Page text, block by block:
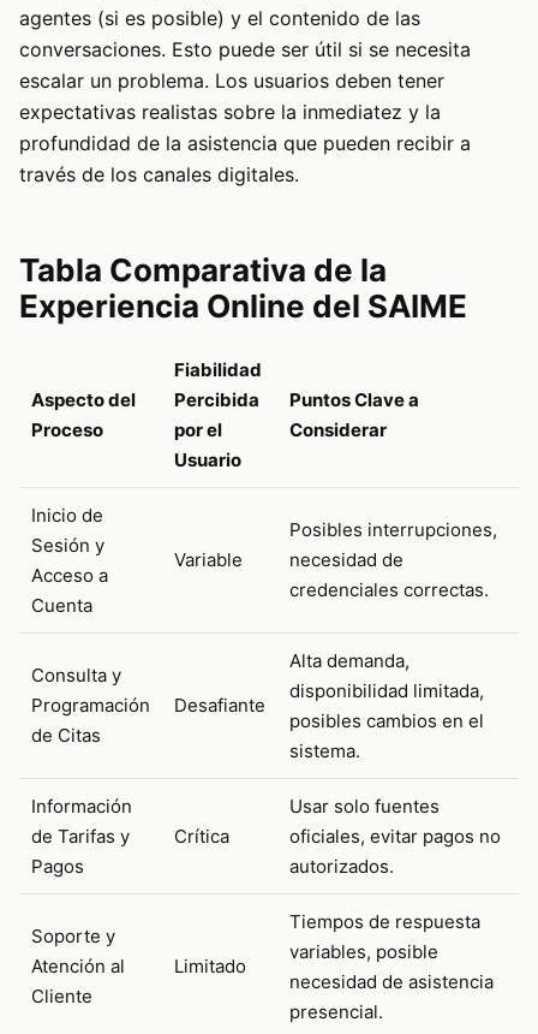
agentes (si es posible) y el contenido de las
conversaciones. Esto puede ser útil si se necesita
escalar un problema. Los usuarios deben tener
expectativas realistas sobre la inmediatez y la
profundidad de la asistencia que pueden recibir a
través de los canales digitales.
Tabla Comparativa de la
Experiencia Online del SAIME
Aspecto del
Proceso
Fiabilidad
Percibida
por el
Usuario
Puntos Clave a
Considerar
Inicio de
Sesión y
Acceso a
Cuenta
Variable
Posibles interrupciones,
necesidad de
credenciales correctas.
Consulta y
Programación
de Citas
Desafiante
Alta demanda,
disponibilidad limitada,
posibles cambios en el
sistema.
Información
de Tarifas y
Pagos
Crítica
Usar solo fuentes
oficiales, evitar pagos no
autorizados.
Soporte y
Atención al
Cliente
Limitado
Tiempos de respuesta
variables, posible
necesidad de asistencia
presencial.